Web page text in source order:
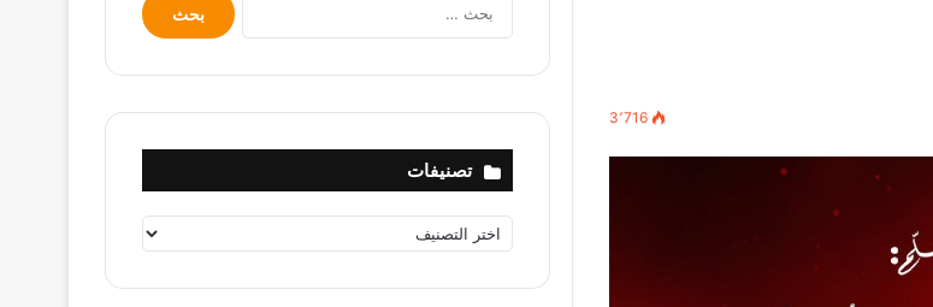
3٬716
عن:
تصنيفات
تصنيفات